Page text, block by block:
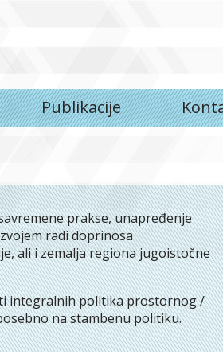
Publikacije
prakse, unapređenje
radi doprinosa
ali i zemalјa regiona jugoistočne
integralnih politika prostornog /
na stambenu politiku.